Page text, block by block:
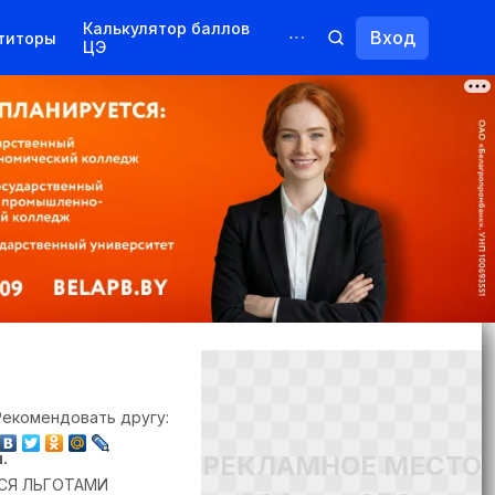
Калькулятор баллов
ЦЭ
Курсы
Переподготовка
Вход
другу:
ЛЬГОТАМИ
РЕКЛАМНОЕ МЕСТО